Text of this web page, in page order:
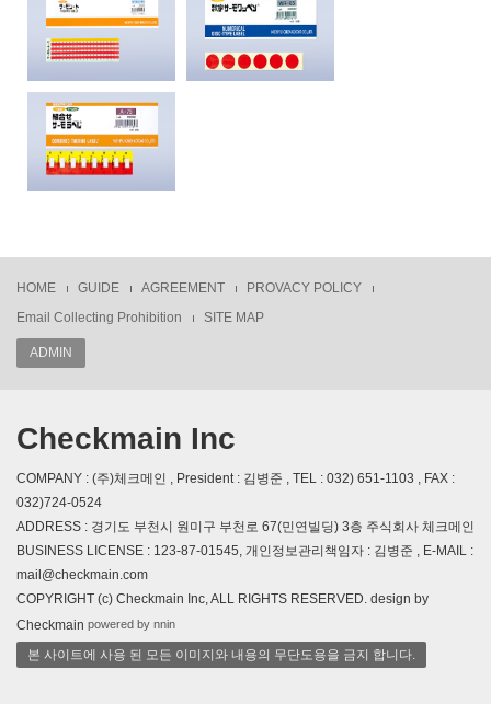
HOME GUIDE AGREEMENT
PROVACY POLICY
Email Collecting Prohibition
SITE MAP
ADMIN
Checkmain Inc
COMPANY : (주)체크메인 , President : 김병준 , TEL : 032) 651-1103 , FAX :
032)724-0524
ADDRESS : 경기도 부천시 원미구 부천로 67(민연빌딩) 3층 주식회사 체크메인
BUSINESS LICENSE : 123-87-01545, 개인정보관리책임자 : 김병준 , E-MAIL :
mail@checkmain.com
COPYRIGHT (c) Checkmain Inc, ALL RIGHTS RESERVED. design by
Checkmain powered by nnin
본 사이트에 사용 된 모든 이미지와 내용의 무단도용을 금지 합니다.